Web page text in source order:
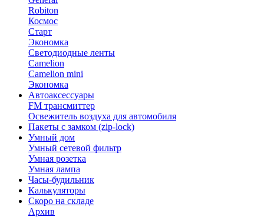
Robiton
Космос
Старт
Экономка
Светодиодные ленты
Camelion
Camelion mini
Экономка
Автоаксессуары
FM трансмиттер
Освежитель воздуха для автомобиля
Пакеты с замком (zip-lock)
Умный дом
Умный сетевой фильтр
Умная розетка
Умная лампа
Часы-будильник
Калькуляторы
Скоро на складе
Архив